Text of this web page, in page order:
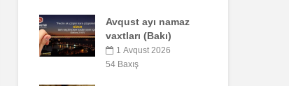
edilərmi?
17 İyul 2026
30 Baxış